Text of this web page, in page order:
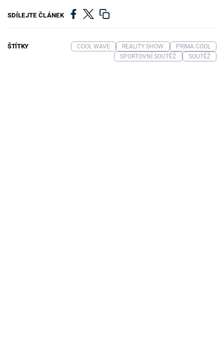
SDÍLEJTE ČLÁNEK
ŠTÍTKY COOL WAVE REALITY SHOW
PRIMA COOL
SPORTOVNÍ SOUTĚŽ
SOUTĚŽ